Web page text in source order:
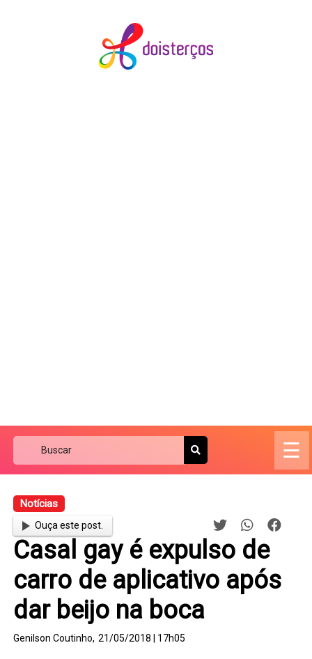
☰
Notícias
Ouça este post.
Casal gay é expulso de
carro de aplicativo após
dar beijo na boca
Genilson Coutinho, 21/05/2018 | 17h05